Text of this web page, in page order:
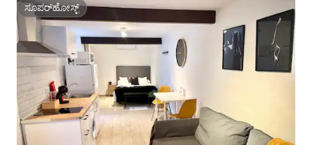
ಸೂಪರ್‌ಹೋಸ್ಟ್
ಸೂಪರ್‌ಹೋಸ್ಟ್